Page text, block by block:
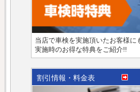
当店で車検を実施頂いたお客様に
実施時のお得な特典をご紹介!!
割引情報・料金表